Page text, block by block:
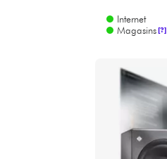
Internet
Magasins[?]